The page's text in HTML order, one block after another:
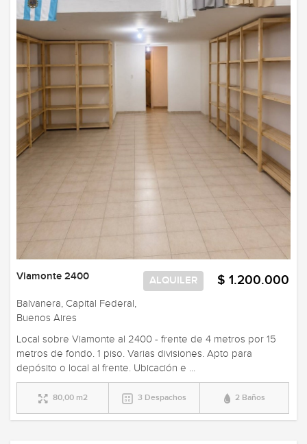
$ 1.200.000
ALQUILER
Viamonte 2400
Balvanera, Capital Federal,
Buenos Aires
Local sobre Viamonte al 2400 - frente de 4 metros por 15
metros de fondo. 1 piso. Varias divisiones. Apto para
depósito o local al frente. Ubicación e ...
80,00 m2 3 Despachos 2 Baños